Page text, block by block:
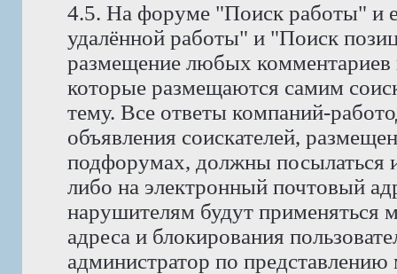
4.5. На форуме "Поиск работы" и
удалённой работы" и "Поиск
размещение любых комментариев
которые размещаются самим
тему. Все ответы компаний-
объявления соискателей,
подфорумах, должны посылаться
либо на электронный почтовый
нарушителям будут применяться
адреса и блокирования
администратор по представлению